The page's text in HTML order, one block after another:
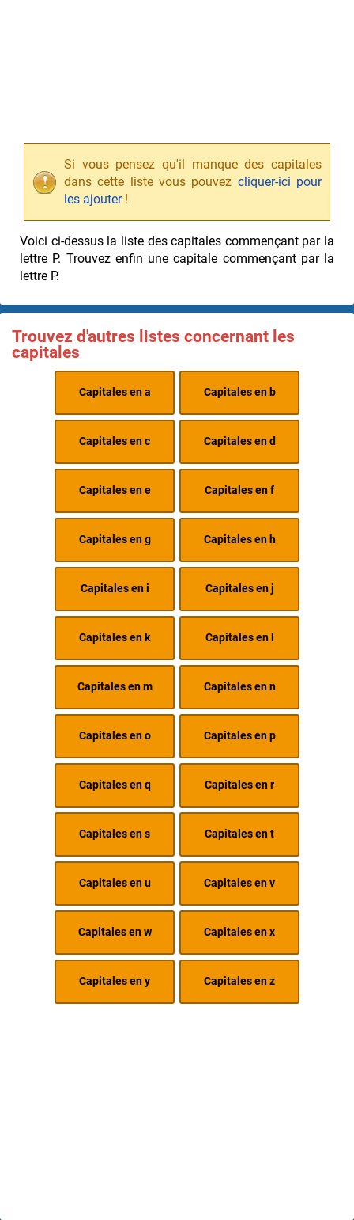
Si vous pensez qu'il manque des capitales
dans cette liste vous pouvez cliquer-ici pour
les ajouter!
Voici ci-dessus la liste des capitales commençant par la
lettre P. Trouvez enfin une capitale commençant par la
lettre P.
Trouvez d'autres listes concernant les
capitales
Capitales en a Capitales en b
Capitales en c Capitales en d
Capitales en e Capitales en f
Capitales en g Capitales en h
Capitales en i Capitales en j
Capitales en k Capitales en l
Capitales en m Capitales en n
Capitales en o Capitales en p
Capitales en q Capitales en r
Capitales en s Capitales en t
Capitales en u Capitales en v
Capitales en w Capitales en x
Capitales en y Capitales en z